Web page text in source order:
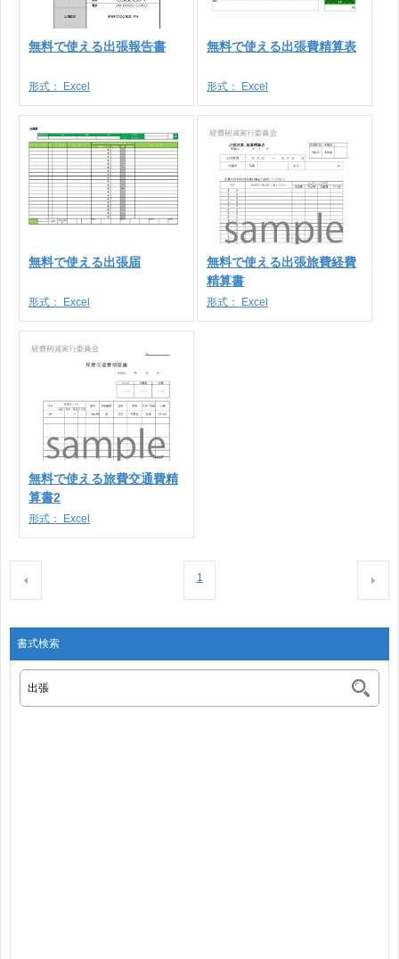
無料で使える出張報告書
形式： Excel
無料で使える出張費精算表
形式： Excel
無料で使える出張届
形式： Excel
無料で使える出張旅費経費
精算書
形式： Excel
無料で使える旅費交通費精
算書2
形式： Excel
1
書式検索